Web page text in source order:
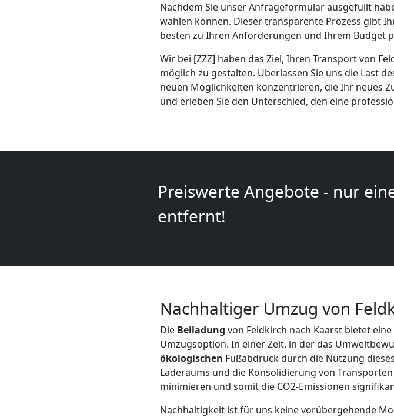
Nachdem Sie unser Anfrageformular ausgefüllt
wählen können. Dieser transparente Prozess gibt
besten zu Ihren Anforderungen und Ihrem Budget
Wir bei [ZZZ] haben das Ziel, Ihren Transport von
möglich zu gestalten. Überlassen Sie uns die Last
neuen Möglichkeiten konzentrieren, die Ihr neues
und erleben Sie den Unterschied, den eine
Preiswerte Angebote - nur
entfernt!
Nachhaltiger Umzug von
Die Beiladung von Feldkirch nach Kaarst bietet
Umzugsoption. In einer Zeit, in der das
ökologischen Fußabdruck durch die Nutzung
Laderaums und die Konsolidierung von
minimieren und somit die CO2-Emissionen
Nachhaltigkeit ist für uns keine vorübergehende
Feldkirch
Umzug